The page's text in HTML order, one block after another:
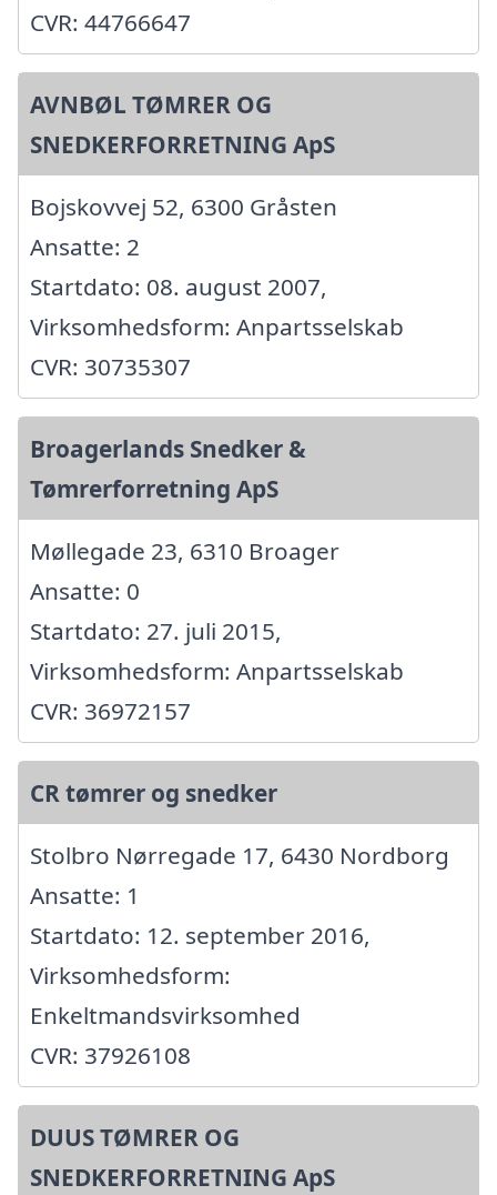
CVR: 44766647
AVNBØL TØMRER OG
SNEDKERFORRETNING ApS
Bojskovvej 52, 6300 Gråsten
Ansatte: 2
Startdato: 08. august 2007,
Virksomhedsform: Anpartsselskab
CVR: 30735307
Broagerlands Snedker &
Tømrerforretning ApS
Møllegade 23, 6310 Broager
Ansatte: 0
Startdato: 27. juli 2015,
Virksomhedsform: Anpartsselskab
CVR: 36972157
CR tømrer og snedker
Stolbro Nørregade 17, 6430 Nordborg
Ansatte: 1
Startdato: 12. september 2016,
Virksomhedsform:
Enkeltmandsvirksomhed
CVR: 37926108
DUUS TØMRER OG
SNEDKERFORRETNING ApS